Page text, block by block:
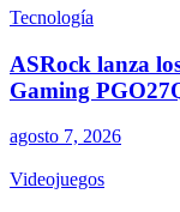
Tecnología
ASRock lanza
Gaming
agosto 7, 2026
Videojuegos